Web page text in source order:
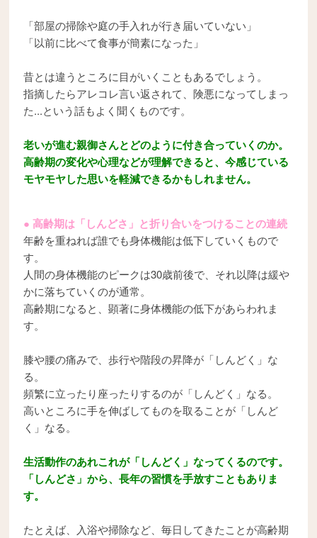
「部屋の掃除や庭の手入れが行き届いていない」
「以前に比べて食事が簡素になった」
昔とは違うところに目がいくこともあるでしょう。
指摘したらアレコレ言い返されて、険悪になってしまっ
た...という話もよく聞くものです。
老いが進む親御さんとどのように付き合っていくのか。
高齢期の変化や心理などが理解できると、今感じている
モヤモヤした思いを軽減できるかもしれません。
● 高齢期は「しんどさ」と折り合いをつけることの連続
年齢を重ねれば誰でも身体機能は低下していくもので
す。
人間の身体機能のピークは30歳前後で、それ以降は緩や
かに落ちていくのが通常。
高齢期になると、顕著に身体機能の低下があらわれま
す。
膝や腰の痛みで、歩行や階段の昇降が「しんどく」な
る。
頻繁に立ったり座ったりするのが「しんどく」なる。
高いところに手を伸ばしてものを取ることが「しんど
く」なる。
生活動作のあれこれが「しんどく」なってくるのです。
「しんどさ」から、長年の習慣を手放すこともありま
す。
たとえば、入浴や掃除など、毎日してきたことが高齢期